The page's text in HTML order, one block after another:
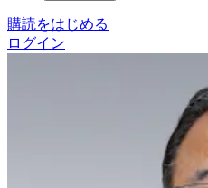
購読をはじめる
ログイン